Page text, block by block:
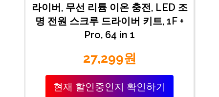
라이버, 무선 리튬 이온 충전, LED 조
명 전원 스크루 드라이버 키트, 1F +
Pro, 64 in 1
27,299원
현재 할인중인지 확인하기